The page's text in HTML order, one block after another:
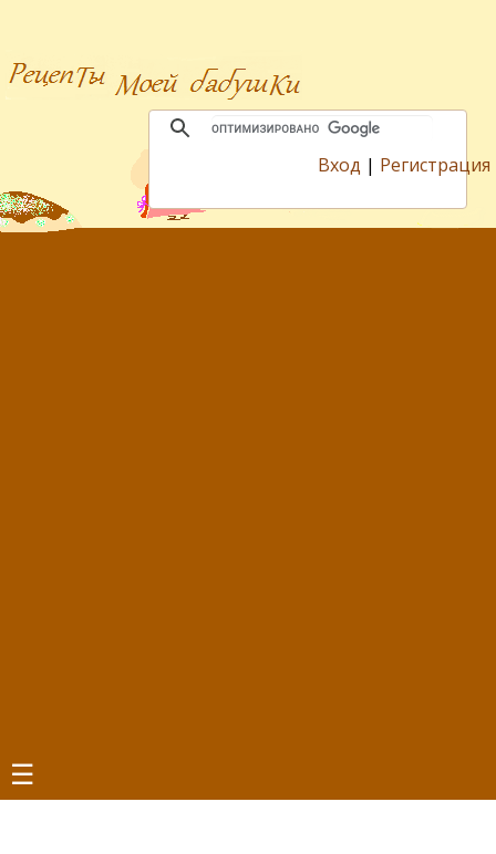
Вход | Регистрация
☰